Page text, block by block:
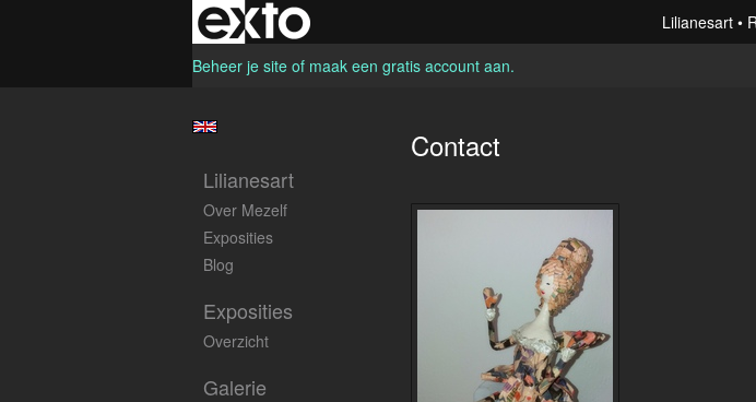
Lilianesart
Beheer je site of maak een gratis account aan.
Contact
Lilianesart
Over Mezelf
Exposities
Blog
Exposities
Overzicht
Galerie